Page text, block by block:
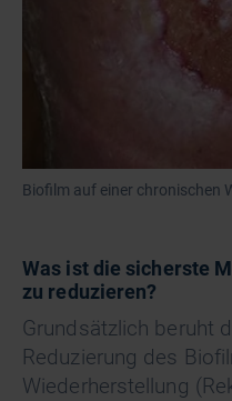
Biofilm auf einer chronischen
Was ist die sicherste
zu reduzieren?
Grundsätzlich beruht
Reduzierung des
Wiederherstellung